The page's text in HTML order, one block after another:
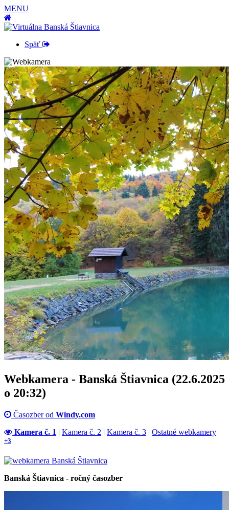
MENU
Späť
Webkamera - Banská Štiavnica (22.6.2025
o 20:32)
Časozber od Windy.com
Kamera č. 1 | Kamera č. 2 | Kamera č. 3 | Ostatné webkamery
+3
Banská Štiavnica - ročný časozber